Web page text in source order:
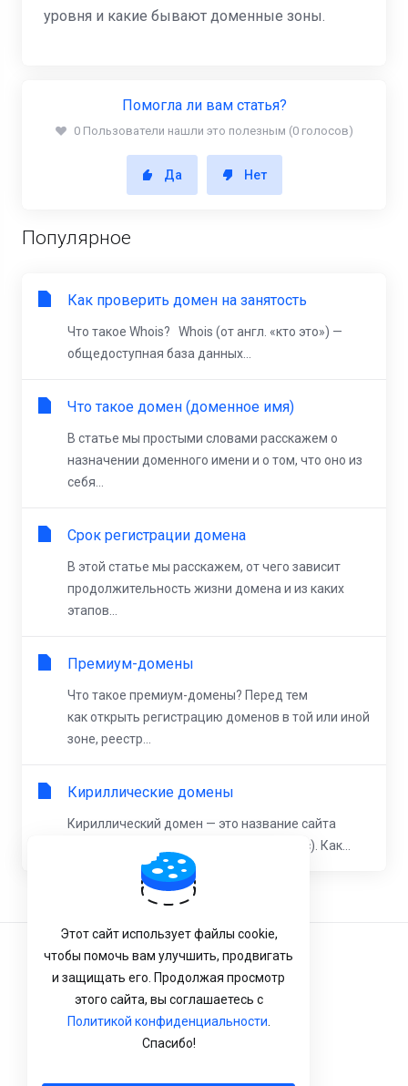
уровня и какие бывают доменные зоны.
Помогла ли вам статья?
0 Пользователи нашли это полезным (0 голосов)
Да Нет
Популярное
Как проверить домен на занятость
Что такое Whois? Whois (от англ. «кто это») —
общедоступная база данных...
Что такое домен (доменное имя)
В статье мы простыми словами расскажем о
назначении доменного имени и о том, что оно из
себя...
Срок регистрации домена
В этой статье мы расскажем, от чего зависит
продолжительность жизни домена и из каких
этапов...
Премиум-домены
Что такое премиум-домены? Перед тем
как открыть регистрацию доменов в той или иной
зоне, реестр...
Кириллические домены
Кириллический домен — это название сайта
на русском языке (например, домен .рус). Как...
Условия Обслуживания
Конфиденциальность
Политика возврата
Этот сайт использует файлы cookie,
чтобы помочь вам улучшить, продвигать
и защищать его. Продолжая просмотр
этого сайта, вы соглашаетесь с
Политикой конфиденциальности
Спасибо!